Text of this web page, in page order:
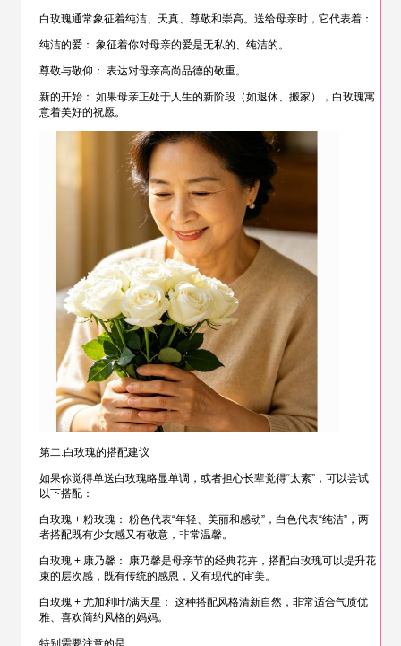
白玫瑰通常象征着纯洁、天真、尊敬和崇高。送给母亲时，它代表着：
纯洁的爱： 象征着你对母亲的爱是无私的、纯洁的。
尊敬与敬仰： 表达对母亲高尚品德的敬重。
新的开始： 如果母亲正处于人生的新阶段（如退休、搬家），白玫瑰寓
意着美好的祝愿。
第二:白玫瑰的搭配建议
如果你觉得单送白玫瑰略显单调，或者担心长辈觉得“太素”，可以尝试
以下搭配：
白玫瑰 + 粉玫瑰： 粉色代表“年轻、美丽和感动”，白色代表“纯洁”，两
者搭配既有少女感又有敬意，非常温馨。
白玫瑰 + 康乃馨： 康乃馨是母亲节的经典花卉，搭配白玫瑰可以提升花
束的层次感，既有传统的感恩，又有现代的审美。
白玫瑰 + 尤加利叶/满天星： 这种搭配风格清新自然，非常适合气质优
雅、喜欢简约风格的妈妈。
特别需要注意的是